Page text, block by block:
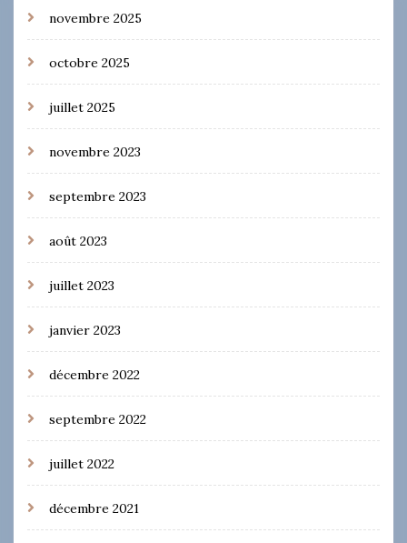
novembre 2025
octobre 2025
juillet 2025
novembre 2023
septembre 2023
août 2023
juillet 2023
janvier 2023
décembre 2022
septembre 2022
juillet 2022
décembre 2021